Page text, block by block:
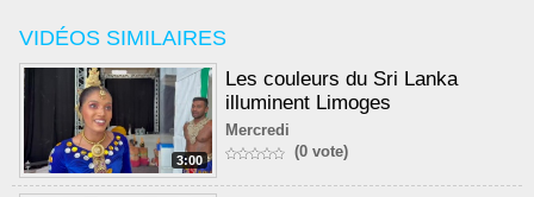
VIDÉOS SIMILAIRES
3:00
Les couleurs du Sri Lanka
illuminent Limoges
Mercredi
(0 vote)